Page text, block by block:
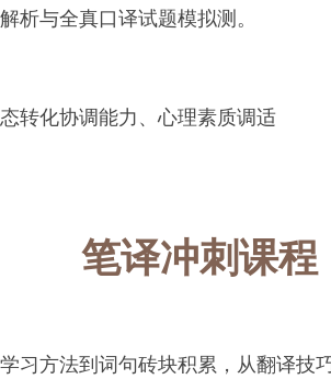
析与全真口译试题模拟测。
转化协调能力、心理素质调适
笔译冲刺课程
习方法到词句砖块积累，从翻译技